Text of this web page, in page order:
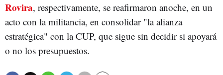
Rovira, respectivamente, se reafirmaron anoche, en un
acto con la militancia, en consolidar "la alianza
estratégica" con la CUP, que sigue sin decidir si apoyará
o no los presupuestos.